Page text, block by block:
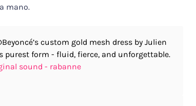
mano.
custom gold mesh dress by Julien
purest form - fluid, fierce, and unforgettable.
sound - rabanne